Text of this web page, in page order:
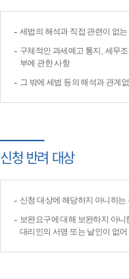
세법의 해석과 직접 관련이 없
구체적인 과세예고 통지, 세무
부에 관한 사항
그 밖에 세법 등의 해석과 관계
신청 반려 대상
신청 대상에 해당하지 아니하는
보완요구에 대해 보완하지 아
대리인의 서명 또는 날인이 없